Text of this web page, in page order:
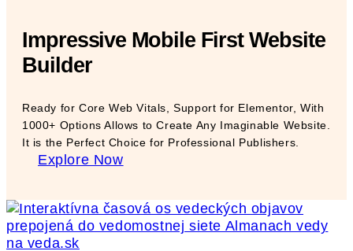
Impressive Mobile First Website
Builder
Ready for Core Web Vitals, Support for Elementor, With
1000+ Options Allows to Create Any Imaginable Website.
It is the Perfect Choice for Professional Publishers.
Explore Now